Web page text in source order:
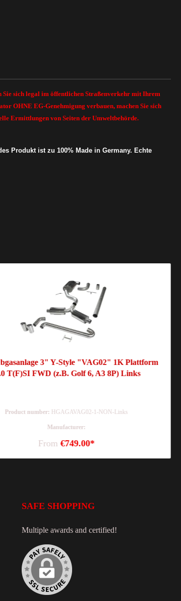
sich legal im öffentlichen Straßenverkehr mit Ihrem
OHNE EG-Genehmigung verbauen, machen Sie sich
Ermittlungen von Seiten der Umweltbehörde.
Produkt ist zu 100% Made in Germany. Echte
3" Y-Style "VAG02" 1K Plattform
T(F)SI FWD (z.B. Golf 6, A3 8P) Links
Product number: HGAGAVAG02-1-NON-Links
Manufacturer:
From€749.00*
SAFE SHOPPING
Multiple awards and certified!